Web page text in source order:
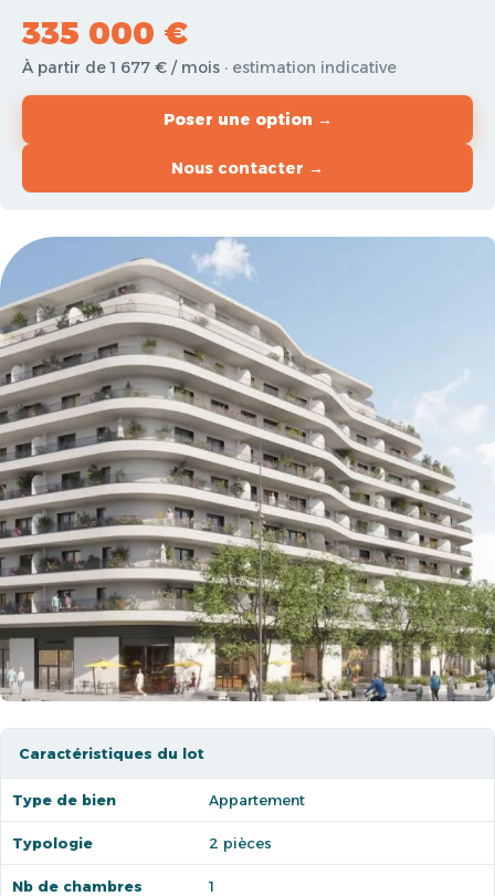
335 000 €
À partir de 1 677 € / mois · estimation indicative
Poser une option →
Nous contacter →
Caractéristiques du lot
Type de bien Appartement
Typologie 2 pièces
Nb de chambres 1